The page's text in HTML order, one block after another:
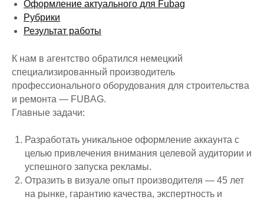
Оформление актуального для Fubag
Рубрики
Результат работы
К нам в агентство обратился немецкий
специализированный производитель
профессионального оборудования для строительства
и ремонта — FUBAG.
Главные задачи:
Разработать уникальное оформление аккаунта с
целью привлечения внимания целевой аудитории и
успешного запуска рекламы.
Отразить в визуале опыт производителя — 45 лет
на рынке, гарантию качества, экспертность и